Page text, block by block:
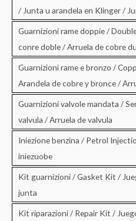
/ Junta u arandela en Klinger /
Guarnizioni rame doppie /
conre doble / Arruela de cobre
Guarnizioni rame e bronzo /
Arandela de cobre y bronce /
Guarnizioni valvole mandata /
valvula / Arruela de valvula
Iniezione benzina / Petrol
iniezuobe
Kit guarnizioni / Gasket Kit /
junta
Kit riparazioni / Repair Kit /